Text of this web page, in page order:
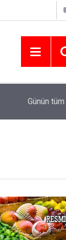
Alaçam çileği
Günün tüm